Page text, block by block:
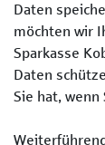
Daten
möchten wir
Sparkasse
Daten
Sie hat,